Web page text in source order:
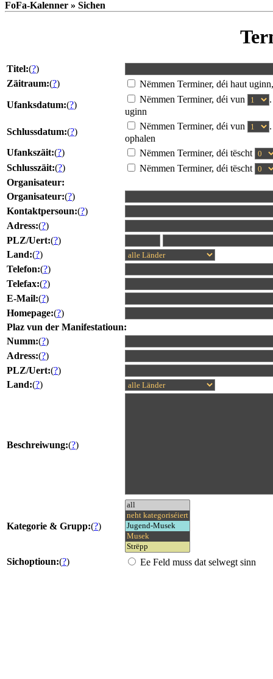
FoFa-Kalenner » Sichen
Titel:(?)
Zäitraum:(?)
Nëmmen Terminer, déi haut
Ufanksdatum:(?)
Nëmmen Terminer, déi vun
uginn
Schlussdatum:(?)
Nëmmen Terminer, déi vun
ophalen
Ufankszäit:(?)
Nëmmen Terminer, déi tëscht
Schlusszäit:(?)
Nëmmen Terminer, déi tëscht
Organisateur:
Organisateur:(?)
Kontaktpersoun:(?)
Adress:(?)
PLZ/Uert:(?)
Land:(?)
Telefon:(?)
Telefax:(?)
E-Mail:(?)
Homepage:(?)
Plaz vun der Manifestatioun:
Numm:(?)
Adress:(?)
PLZ/Uert:(?)
Land:(?)
Beschreiwung:(?)
Kategorie & Grupp:(?)
Sichoptioun:(?) Ee Feld muss dat selwegt sinn